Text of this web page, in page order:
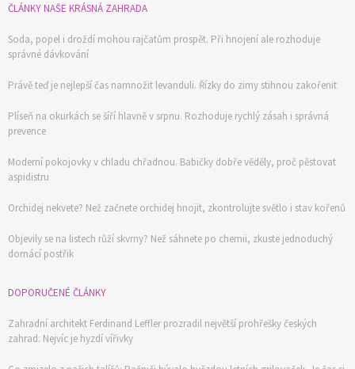
ČLÁNKY NAŠE KRÁSNÁ ZAHRADA
Soda, popel i droždí mohou rajčatům prospět. Při hnojení ale rozhoduje
správné dávkování
Právě teď je nejlepší čas namnožit levanduli. Řízky do zimy stihnou zakořenit
Plíseň na okurkách se šíří hlavně v srpnu. Rozhoduje rychlý zásah i správná
prevence
Moderní pokojovky v chladu chřadnou. Babičky dobře věděly, proč pěstovat
aspidistru
Orchidej nekvete? Než začnete orchidej hnojit, zkontrolujte světlo i stav kořenů
Objevily se na listech růží skvrny? Než sáhnete po chemii, zkuste jednoduchý
domácí postřik
DOPORUČENÉ ČLÁNKY
Zahradní architekt Ferdinand Leffler prozradil největší prohřešky českých
zahrad: Nejvíc je hyzdí vířivky